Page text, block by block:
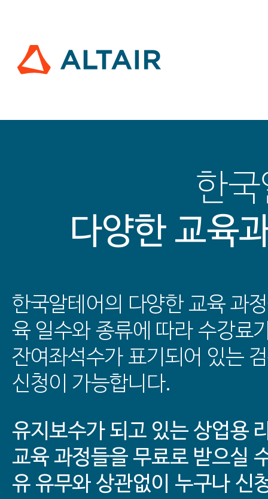
한
다양한 교육
한국알테어의 다양한 교육 과
육 일수와 종류에 따라 수강료
잔여좌석수가 표기되어 있는
신청이 가능합니다.
유지보수가 되고 있는 상업용
교육 과정들을 무료로 받으실
유 유무와 상관없이 누구나 신